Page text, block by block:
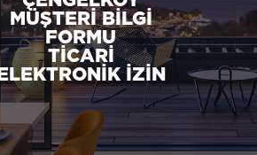
MÜŞTERİ BİLGİ
FORMU
TİCARİ
ELEKTRONİK İZİN